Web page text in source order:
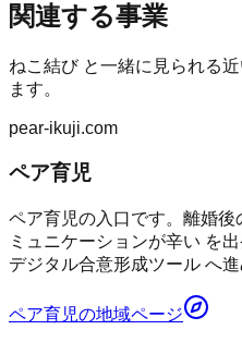
関連する事業
ねこ結びと一緒に見られる
ます。
pear-ikuji.com
ペア育児
ペア育児の入口です。離婚
ミュニケーションが辛い を
デジタル合意形成ツール へ
ペア育児の地域ページ